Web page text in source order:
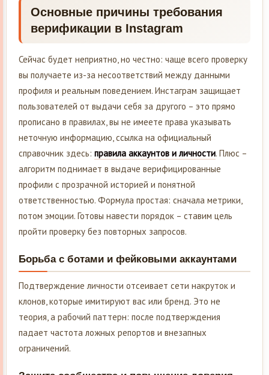
Основные причины требования
верификации в Instagram
Сейчас будет неприятно, но честно: чаще всего проверку
вы получаете из-за несоответствий между данными
профиля и реальным поведением. Инстаграм защищает
пользователей от выдачи себя за другого – это прямо
прописано в правилах, вы не имеете права указывать
неточную информацию, ссылка на официальный
справочник здесь: правила аккаунтов и личности. Плюс –
алгоритм поднимает в выдаче верифицированные
профили с прозрачной историей и понятной
ответственностью. Формула простая: сначала метрики,
потом эмоции. Готовы навести порядок – ставим цель
пройти проверку без повторных запросов.
Борьба с ботами и фейковыми аккаунтами
Подтверждение личности отсеивает сети накруток и
клонов, которые имитируют вас или бренд. Это не
теория, а рабочий паттерн: после подтверждения
падает частота ложных репортов и внезапных
ограничений.